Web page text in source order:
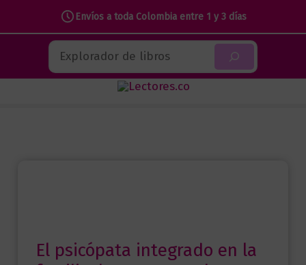
Envíos a toda Colombia entre 1 y 3 días
contenido
Buscar
El psicópata integrado en la